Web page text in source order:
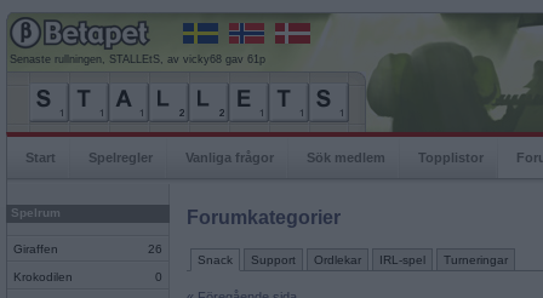
Senaste rullningen, STALLEtS, av vicky68 gav 61p
Start Spelregler Vanliga frågor Sök medlem Topplistor
Spelrum
Giraffen 26
Krokodilen 0
Forumkategorier
Snack Support Ordlekar IRL-spel Turneringar